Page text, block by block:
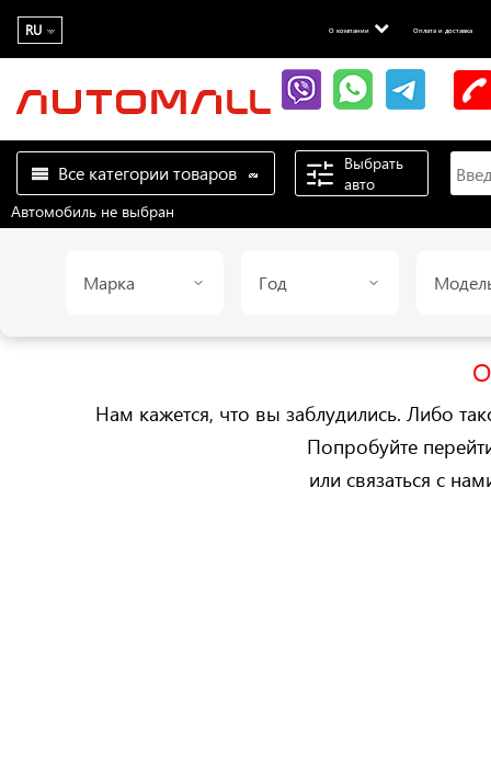
RU О компании Оплата и доставка
Все категории товаров
Выбрать
авто
Автомобиль не выбран
Марка Год
Нам кажется, что вы заблудились. Либо
Попробуйте
или связаться с